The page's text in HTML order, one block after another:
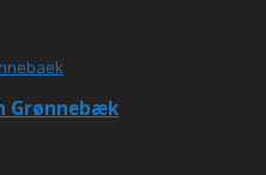
Grønnebæk